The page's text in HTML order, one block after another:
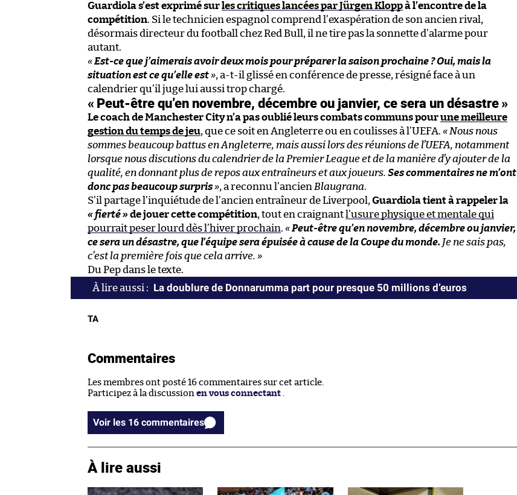
Guardiola s’est exprimé surles critiques lancées par Jürgen Kloppà l’encontre de la
compétition. Si le technicien espagnol comprend l’exaspération de son ancien rival,
désormais directeur du football chez Red Bull, il ne tire pas la sonnette d’alarme pour
autant.
«Est-ce que j’aimerais avoir deux mois pour préparer la saison prochaine ? Oui, mais la
situation est ce qu’elle est», a-t-il glissé en conférence de presse, résigné face à un
calendrier qu’il juge lui aussi trop chargé.
« Peut-être qu’en novembre, décembre ou janvier, ce sera un désastre »
Le coach de Manchester City n’a pas oublié leurs combats communs pourune meilleure
gestion du temps de jeu, que ce soit en Angleterre ou en coulisses à l’UEFA. « Nous nous
sommes beaucoup battus en Angleterre, mais aussi lors des réunions de l’UEFA, notamment
lorsque nous discutions du calendrier de la Premier League et de la manière d’y ajouter de la
qualité, en donnant plus de repos aux entraîneurs et aux joueurs. Ses commentaires ne m’ont
donc pas beaucoup surpris», a reconnu l’ancien Blaugrana.
S’il partage l’inquiétude de l’ancien entraîneur de Liverpool, Guardiola tient à rappeler la
« fierté » de jouer cette compétition, tout en craignant l’usure physique et mentale qui
pourrait peser lourd dès l’hiver prochain. «Peut-être qu’en novembre, décembre ou janvier,
ce sera un désastre, que l’équipe sera épuisée à cause de la Coupe du monde. Je ne sais pas,
c’est la première fois que cela arrive. »
Du Pep dans le texte.
La doublure de Donnarumma part pour presque 50 millions d’euros
TA
Commentaires
Les membres ont posté 16 commentaires sur cet article.
Participez à la discussion en vous connectant .
Voir les 16 commentaires
À lire aussi